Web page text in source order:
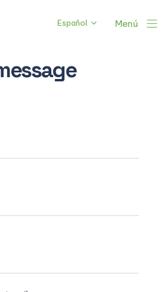
Español Menú